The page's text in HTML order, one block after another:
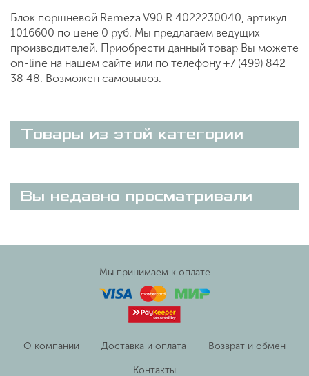
Блок поршневой Remeza V90 R 4022230040, артикул
1016600 по цене 0 руб. Мы предлагаем ведущих
производителей. Приобрести данный товар Вы можете
on-line на нашем сайте или по телефону +7 (499) 842
38 48. Возможен самовывоз.
Товары из этой категории
Вы недавно просматривали
Мы принимаем к оплате
О компании Доставка и оплата Возврат и обмен
Контакты